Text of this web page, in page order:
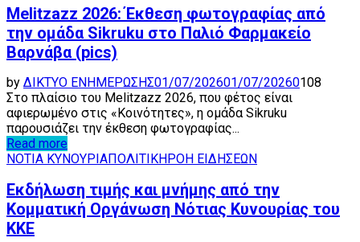
Melitzazz 2026: Έκθεση φωτογραφίας από
την ομάδα Sikruku στο Παλιό Φαρμακείο
Βαρνάβα (pics)
by ΔΙΚΤΥΟ ΕΝΗΜΕΡΩΣΗΣ01/07/202601/07/20260108
Στο πλαίσιο του Melitzazz 2026, που φέτος είναι
αφιερωμένο στις «Κοινότητες», η ομάδα Sikruku
παρουσιάζει την έκθεση φωτογραφίας...
Read more
ΝΟΤΙΑ ΚΥΝΟΥΡΙΑΠΟΛΙΤΙΚΗ ΡΟΗ ΕΙΔΗΣΕΩΝ
Εκδήλωση τιμής και μνήμης από την
Κομματική Οργάνωση Νότιας Κυνουρίας του
ΚΚΕ